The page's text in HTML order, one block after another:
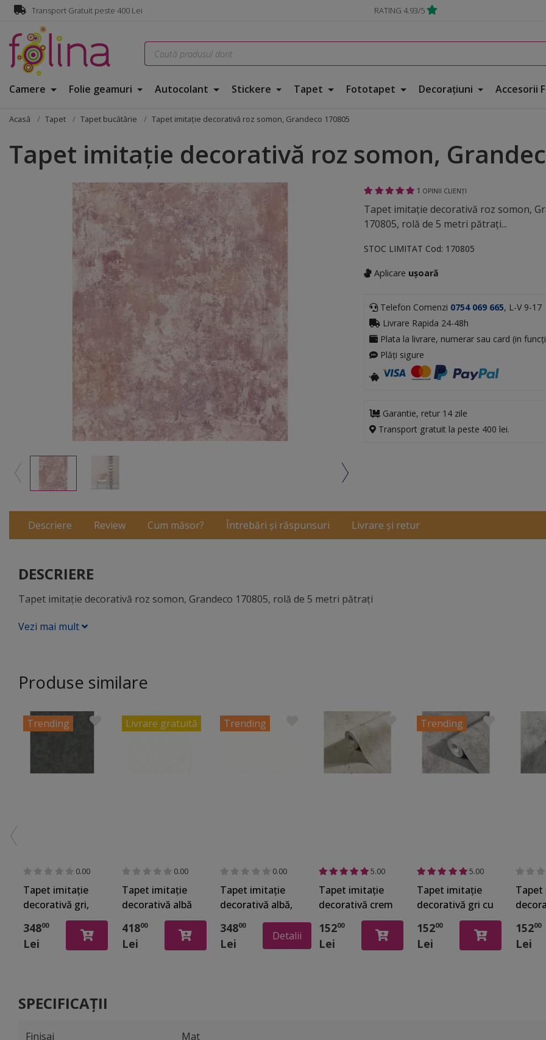
Transport Gratuit peste 400 Lei RATING 4.93/5
Camere Folie geamuri Autocolant Stickere Tapet Fototapet Decorațiuni Accesorii
Acasă Tapet Tapet bucătărie Tapet imitaţie decorativă roz somon, Grandeco 170805
Tapet imitaţie decorativă roz somon,
1 OPINII CLIENȚI
Tapet imitaţie decorativă roz somon,
170805, rolă de 5 metri pătraţi...
STOC LIMITAT Cod: 170805
Aplicare ușoară
Telefon Comenzi 0754 069 665, L-V 9-17
Livrare Rapida 24-48h
Plata la livrare, numerar sau card (in
Plăți sigure
Garantie, retur 14 zile
Transport gratuit la peste 400 lei.
Descriere Review Cum măsor? Întrebări și răspunsuri Livrare și retur
DESCRIERE
Tapet imitaţie decorativă roz somon, Grandeco 170805, rolă de 5 metri pătraţi
Vezi mai mult
Produse similare
Trending
0.00
Tapet imitaţie
decorativă gri,
Marburg 32042
34800
Lei
Livrare gratuită
0.00
Tapet imitaţie
decorativă albă
argintii, Marburg
32034
41800
Lei
Trending
0.00
Tapet imitaţie
decorativă albă,
Marburg 32039
34800
Lei
Detalii
5.00
Tapet imitaţie
decorativă crem
cu inserţii
argintii, Marburg
Urban Spaces
15200
Lei
Trending
5.00
Tapet imitaţie
decorativă gri cu
inserţii argintii,
Marburg Urban
Spaces 32615
15200
Lei
15200
Lei
SPECIFICAȚII
Finisaj Mat